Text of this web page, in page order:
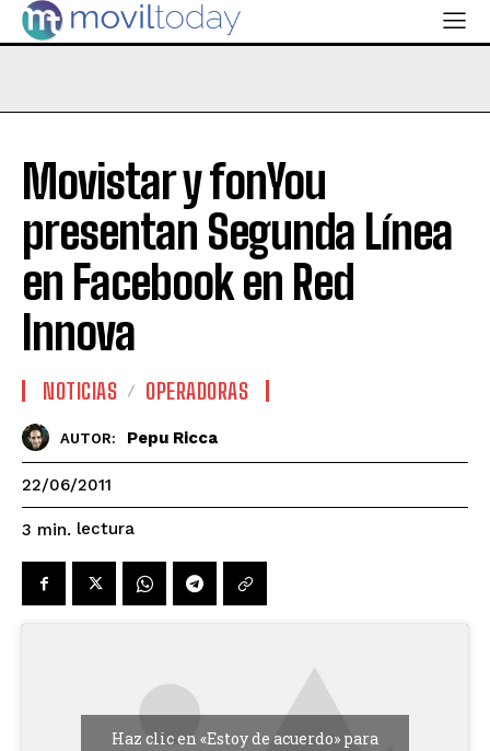
Movistar y fonYou
presentan Segunda Línea
en Facebook en Red
Innova
NOTICIAS OPERADORAS
AUTOR: Pepu Ricca
22/06/2011
3 min. lectura
Haz clic en «Estoy de acuerdo» para